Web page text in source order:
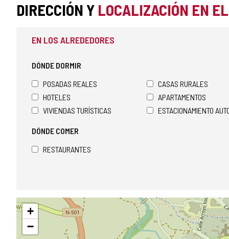
DIRECCIÓN Y LOCALIZACIÓN EN
EN LOS ALREDEDORES
DÓNDE DORMIR
POSADAS REALES
CASAS RURALES
HOTELES
APARTAMENTOS
VIVIENDAS TURÍSTICAS
ESTACIONAMIENTO
DÓNDE COMER
RESTAURANTES
Saltar
mapa
+
−